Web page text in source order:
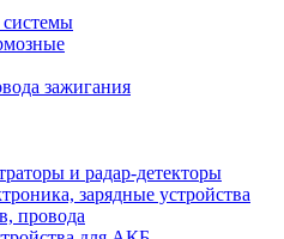
зажигания
и радар-детекторы
зарядные устройства
провода